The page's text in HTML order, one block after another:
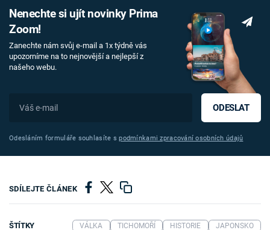
Nenechte si ujít novinky Prima
Zoom!
Zanechte nám svůj e-mail a 1x týdně vás
upozorníme na to nejnovější a nejlepší z
našeho webu.
ODESLAT
Odesláním formuláře souhlasíte spodmínkami zpracování osobních údajů
SDÍLEJTE ČLÁNEK
ŠTÍTKY VÁLKA TICHOMOŘÍ HISTORIE JAPONSKO